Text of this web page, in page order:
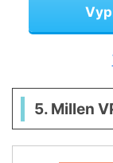
5. Millen